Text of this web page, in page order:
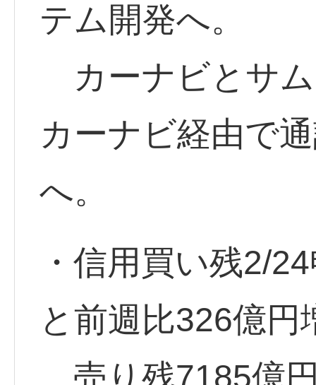
テム開発へ。
カーナビとサ
カーナビ経由で
へ。
・信用買い残2/
と前週比326億
売り残7185億